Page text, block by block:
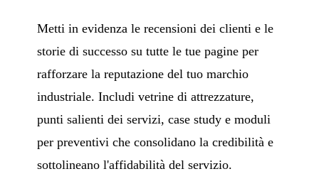
Metti in evidenza le recensioni dei clienti e le
storie di successo su tutte le tue pagine per
rafforzare la reputazione del tuo marchio
industriale. Includi vetrine di attrezzature,
punti salienti dei servizi, case study e moduli
per preventivi che consolidano la credibilità e
sottolineano l'affidabilità del servizio.